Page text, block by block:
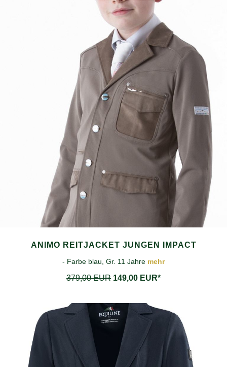
ANIMO REITJACKET JUNGEN IMPACT
- Farbe blau, Gr. 11 Jahre mehr
379,00 EUR 149,00 EUR*